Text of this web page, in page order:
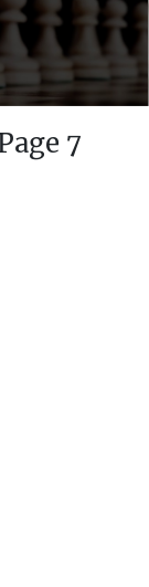
7